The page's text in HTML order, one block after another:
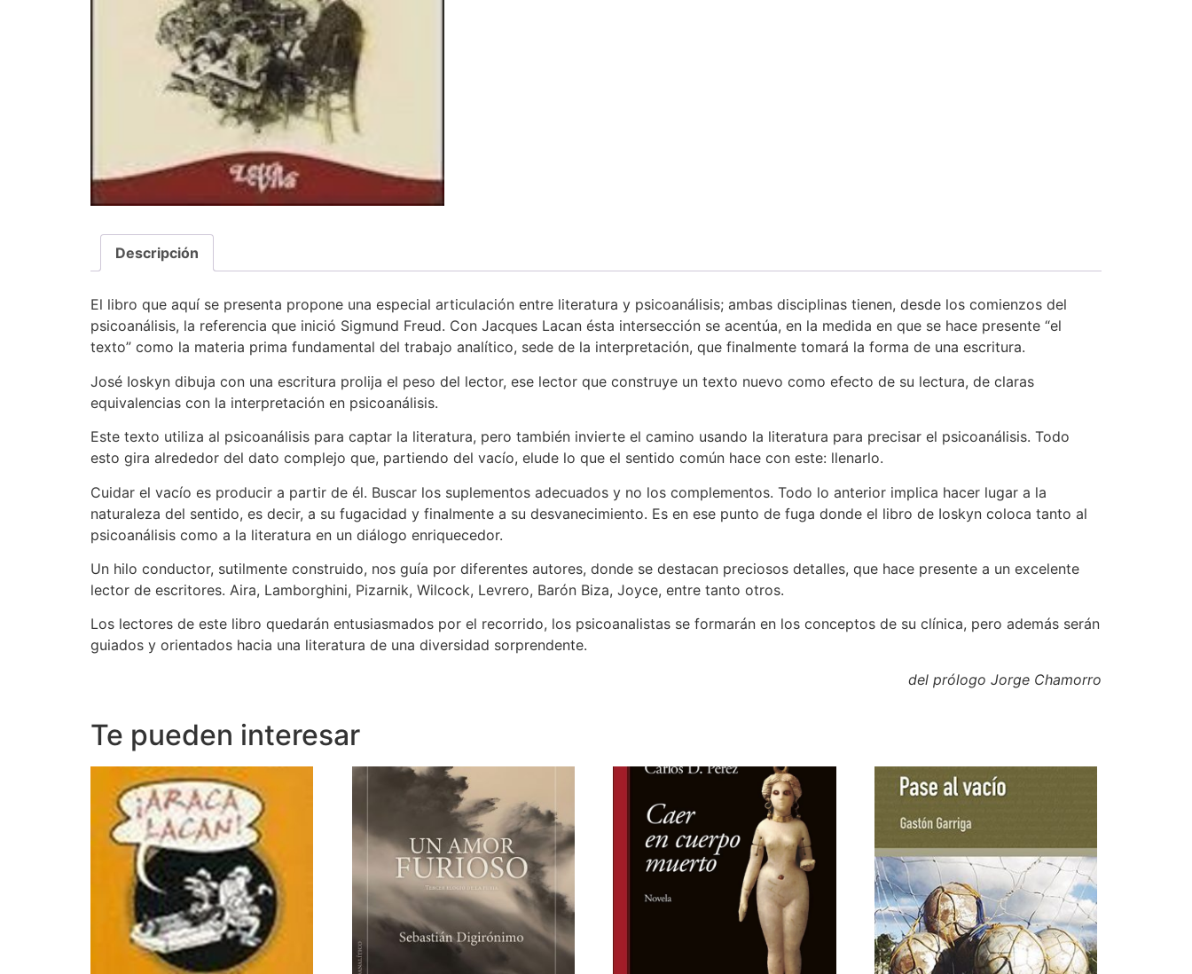
Descripción
El libro que aquí se presenta propone una especial articulación entre literatura y psicoanálisis; ambas disciplinas tienen, desde los comienzos del
psicoanálisis, la referencia que inició Sigmund Freud. Con Jacques Lacan ésta intersección se acentúa, en la medida en que se hace presente “el
texto” como la materia prima fundamental del trabajo analítico, sede de la interpretación, que finalmente tomará la forma de una escritura.
José Ioskyn dibuja con una escritura prolija el peso del lector, ese lector que construye un texto nuevo como efecto de su lectura, de claras
equivalencias con la interpretación en psicoanálisis.
Este texto utiliza al psicoanálisis para captar la literatura, pero también invierte el camino usando la literatura para precisar el psicoanálisis. Todo
esto gira alrededor del dato complejo que, partiendo del vacío, elude lo que el sentido común hace con este: llenarlo.
Cuidar el vacío es producir a partir de él. Buscar los suplementos adecuados y no los complementos. Todo lo anterior implica hacer lugar a la
naturaleza del sentido, es decir, a su fugacidad y finalmente a su desvanecimiento. Es en ese punto de fuga donde el libro de Ioskyn coloca tanto al
psicoanálisis como a la literatura en un diálogo enriquecedor.
Un hilo conductor, sutilmente construido, nos guía por diferentes autores, donde se destacan preciosos detalles, que hace presente a un excelente
lector de escritores. Aira, Lamborghini, Pizarnik, Wilcock, Levrero, Barón Biza, Joyce, entre tanto otros.
Los lectores de este libro quedarán entusiasmados por el recorrido, los psicoanalistas se formarán en los conceptos de su clínica, pero además serán
guiados y orientados hacia una literatura de una diversidad sorprendente.
del prólogo Jorge Chamorro
Te pueden interesar